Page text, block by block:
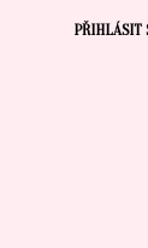
PŘIHLÁSIT